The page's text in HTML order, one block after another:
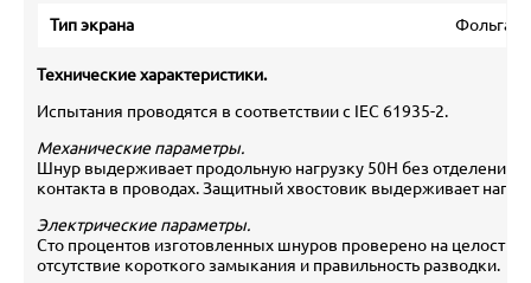
Тип экрана Фольга
Технические характеристики.
Испытания проводятся в соответствии с IEC 61935-2.
Механические параметры.
Шнур выдерживает продольную нагрузку 50Н без отделения
контакта в проводах. Защитный хвостовик выдерживает
Электрические параметры.
Сто процентов изготовленных шнуров проверено на
отсутствие короткого замыкания и правильность разводки.